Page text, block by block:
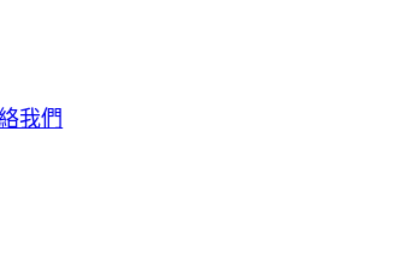
我們